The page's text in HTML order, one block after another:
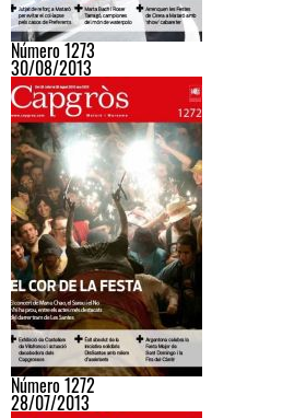
Número 1273
30/08/2013
Número 1272
28/07/2013